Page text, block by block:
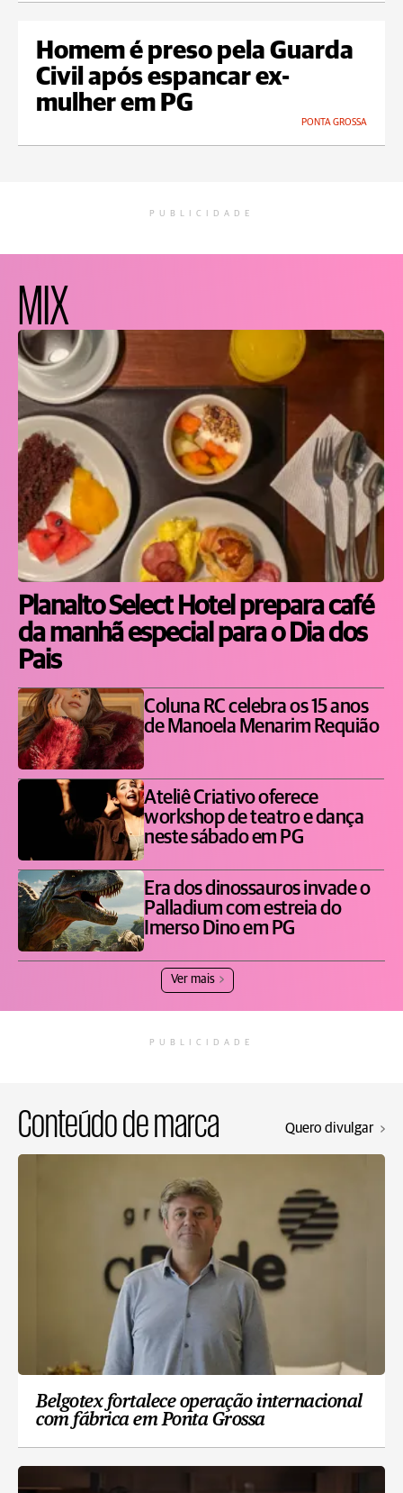
Homem é preso pela Guarda
Civil após espancar ex-
mulher em PG
PONTA GROSSA
PUBLICIDADE
MIX
Planalto Select Hotel prepara café
da manhã especial para o Dia dos
Pais
Coluna RC celebra os 15 anos
de Manoela Menarim Requião
Ateliê Criativo oferece
workshop de teatro e dança
neste sábado em PG
Era dos dinossauros invade o
Palladium com estreia do
Imerso Dino em PG
Ver mais
PUBLICIDADE
Conteúdo de marca Quero divulgar
Belgotex fortalece operação internacional
com fábrica em Ponta Grossa